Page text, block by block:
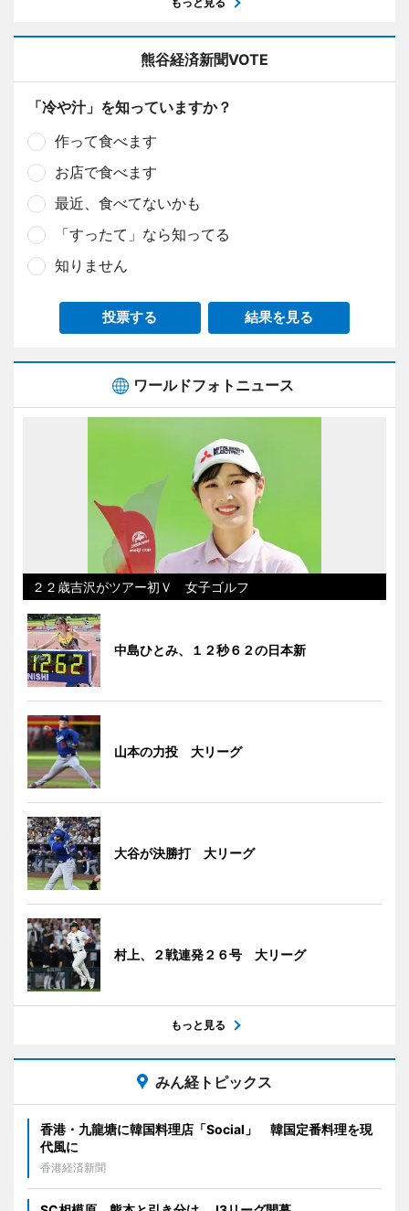
熊谷経済新聞VOTE
「冷や汁」を知っていますか？
作って食べます
お店で食べます
最近、食べてないかも
「すったて」なら知ってる
知りません
投票する 結果を見る
ワールドフォトニュース
２２歳吉沢がツアー初Ｖ 女子ゴルフ
中島ひとみ、１２秒６２の日本新
山本の力投 大リーグ
大谷が決勝打 大リーグ
村上、２戦連発２６号 大リーグ
もっと見る
みん経トピックス
香港・九龍塘に韓国料理店「Social」 韓国定番料理を現
代風に
香港経済新聞